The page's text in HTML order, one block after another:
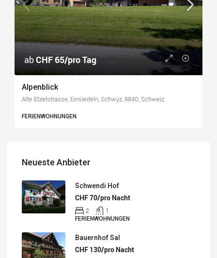
abCHF 65/pro Tag
Alpenblick
Alte Etzelstrasse, Einsiedeln, Schwyz, 8840, Schweiz
FERIENWOHNUNGEN
Neueste Anbieter
Schwendi Hof
CHF 70/pro Nacht
2 1
FERIENWOHNUNGEN
Bauernhof Sal
CHF 130/pro Nacht